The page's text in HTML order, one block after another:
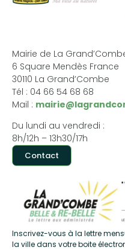
Mairie de La
6 Square Mendès France
30110 La Grand’Combe
Tél : 04 66 54 68 68
Mail :
Du lundi au vendredi :
8h/12h – 13h30/17h
Contact
Inscrivez-vous à la lettre
la ville dans votre boite